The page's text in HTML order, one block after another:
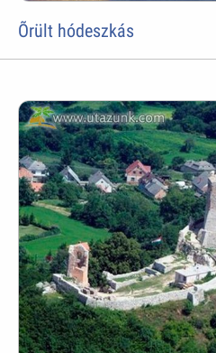
Õrült hódeszkás